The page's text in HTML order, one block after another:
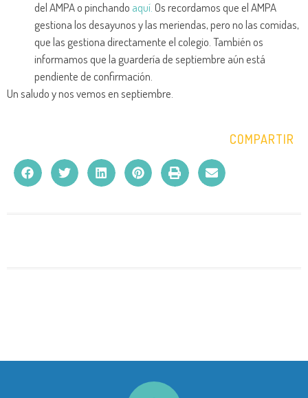
del AMPA o pinchando aquí.Os recordamos que el AMPA
gestiona los desayunos y las meriendas, pero no las comidas,
que las gestiona directamente el colegio. También os
informamos que la guardería de septiembre aún está
pendiente de confirmación.
Un saludo y nos vemos en septiembre.
COMPARTIR